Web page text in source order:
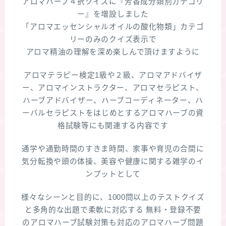
ー』を増設しました
「アロマエッセンシャルオイルの酸化物類」カテゴ
リーのみのクイズ表示で
アロマ精油の理解を深め楽しんで頂けますように
アロマテラピー検定1級や２級、アロマアドバイザ
ー、アロマインストラクター、アロマセラピスト、
ハーブアドバイザー、ハーブコーディネーター、ハ
ーバルセラピストをはじめとするアロマハーブの資
格試験等にも関連する内容です
通学や通勤時間のすきま時間、家事や育児の合間に
気分転換や頭の体操、美容や健康に関する雑学のイ
ンプットとして
様々なシーンと目的に、1000問以上のテストクイズ
と多角的な出題で柔軟に対応する 無料・登録不要
のアロマハーブ試験対策も対応のアロマハーブ問題